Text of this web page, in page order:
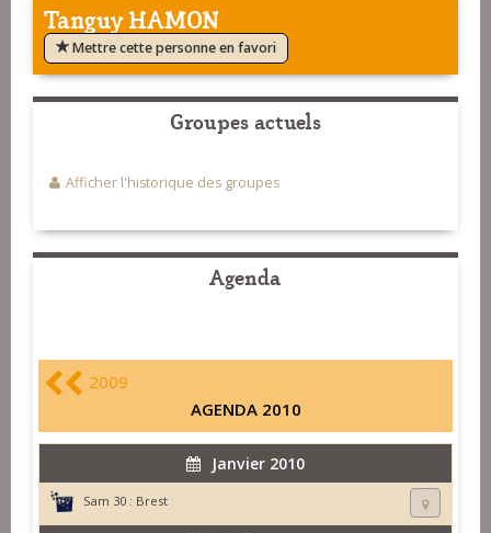
Tanguy HAMON
Mettre cette personne en favori
Groupes actuels
Afficher l'historique des groupes
Agenda
2009
AGENDA 2010
Janvier 2010
Sam 30 : Brest